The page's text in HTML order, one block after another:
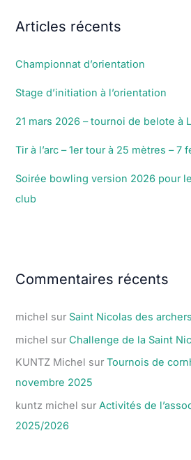
Articles récents
Championnat d’orientation
Stage d’initiation à l’orientation
21 mars 2026 – tournoi de belote à
Tir à l’arc – 1er tour à 25 mètres – 7
Soirée bowling version 2026 pour
club
Commentaires récents
michel sur Saint Nicolas des
michel sur Challenge de la Saint
KUNTZ Michel surTournois de
novembre 2025
kuntz michel surActivités de
2025/2026